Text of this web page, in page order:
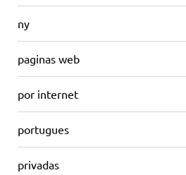
ny
paginas web
por internet
portugues
privadas